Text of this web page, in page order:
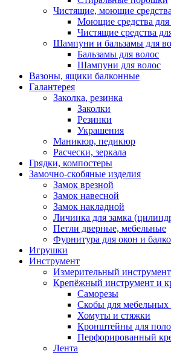
Чистящие, моющие средства
Моющие средства
Чистящие средства
Шампуни и бальзамы для
Бальзамы для волос
Шампуни для волос
Вазоны, ящики балконные
Галантерея
Заколка, резинка
Заколки
Резинки
Украшения
Маникюр, педикюр
Расчески, зеркала
Грядки, компостеры
Замочно-скобяные изделия
Замок врезной
Замок навесной
Замок накладной
Личинка для замка
Петли дверные, мебельные
Фурнитура для окон и
Игрушки
Инструмент
Измерительный инструмент
Крепёжный инструмент и
Саморезы
Скобы для мебельных
Хомуты и стяжки
Кронштейны для
Перфорированный
Лента